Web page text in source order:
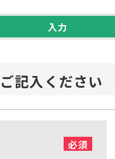
入力
記入ください
必須